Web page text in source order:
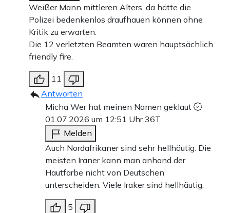
Weißer Mann mittleren Alters, da hätte die
Polizei bedenkenlos draufhauen können ohne
Kritik zu erwarten.
Die 12 verletzten Beamten waren hauptsächlich
friendly fire.
11
Antworten
Micha Wer hat meinen Namen geklaut
01.07.2026 um 12:51 Uhr36T
Melden
Auch Nordafrikaner sind sehr hellhäutig. Die
meisten Iraner kann man anhand der
Hautfarbe nicht von Deutschen
unterscheiden. Viele Iraker sind hellhäutig.
5